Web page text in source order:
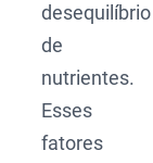
desequilíbrio
de
nutrientes.
Esses
fatores